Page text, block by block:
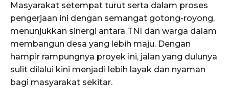
Masyarakat setempat turut serta dalam proses
pengerjaan ini dengan semangat gotong-royong,
menunjukkan sinergi antara TNI dan warga dalam
membangun desa yang lebih maju. Dengan
hampir rampungnya proyek ini, jalan yang dulunya
sulit dilalui kini menjadi lebih layak dan nyaman
bagi masyarakat sekitar.